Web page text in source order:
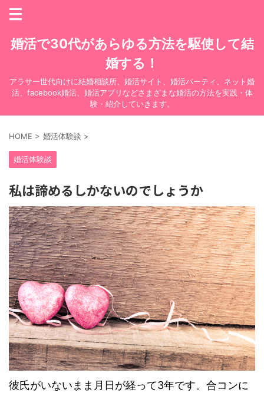
婚活で30代があらゆる方法を駆使して結
婚する！
アラサー世代向けに結婚相談所、婚活サイト、婚活パーティ、ネット婚
活、facebook婚活、婚活アプリなどさまざまな婚活の方法を実践・体
験・紹介していきます。
HOME > 婚活体験談 >
婚活体験談
私は諦めるしかないのでしょうか
彼氏がいないまま月日が経って3年です。合コンに